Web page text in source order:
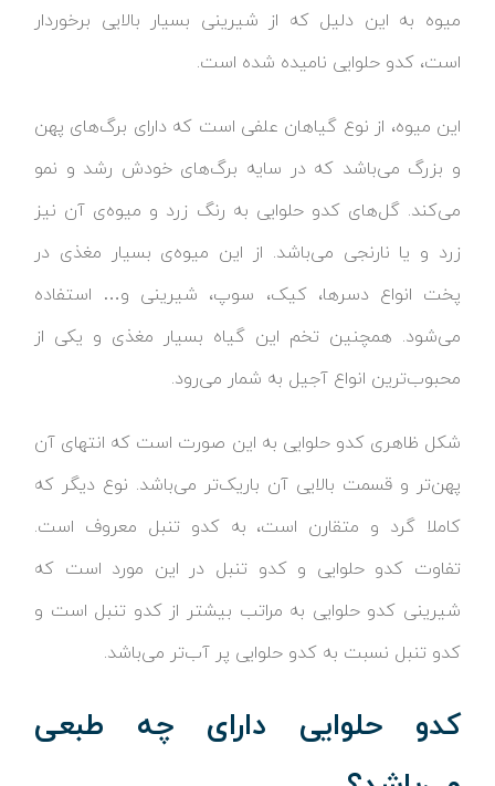
میوه به این دلیل که از شیرینی بسیار بالایی برخوردار
است، کدو حلوایی نامیده شده است.
این میوه، از نوع گیاهان علفی است که دارای برگ‌های پهن
و بزرگ می‌باشد که در سایه برگ‌های خودش رشد و نمو
می‌کند. گل‌های کدو حلوایی به رنگ زرد و میوه‌ی آن نیز
زرد و یا نارنجی می‌باشد. از این میوه‌ی بسیار مغذی در
پخت انواع دسرها، کیک، سوپ، شیرینی و… استفاده
می‌شود. همچنین تخم این گیاه بسیار مغذی و یکی از
محبوب‌ترین انواع آجیل به شمار می‌رود.
شکل ظاهری کدو حلوایی به این صورت است که انتهای آن
پهن‌تر و قسمت بالایی آن باریک‌تر می‌باشد. نوع دیگر که
کاملا گرد و متقارن است، به کدو تنبل معروف است.
تفاوت کدو حلوایی و کدو تنبل در این مورد است که
شیرینی کدو حلوایی به مراتب بیشتر از کدو تنبل است و
کدو تنبل نسبت به کدو حلوایی پر آب‌تر می‌باشد.
کدو حلوایی دارای چه طبعی